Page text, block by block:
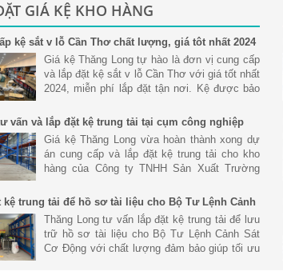
GIÁ KỆ KHO HÀNG
kệ sắt v lỗ Cần Thơ chất lượng, giá tôt nhất 2024
Giá kệ Thăng Long tự hào là đơn vị cung cấp
và lắp đặt kệ sắt v lỗ Cần Thơ với giá tốt nhất
2024, miễn phí lắp đặt tận nơi. Kệ được bảo
vấn và lắp đặt kệ trung tải tại cụm công nghiệp
Đức Hòa Long An
Giá kệ Thăng Long vừa hoàn thành xong dự
án cung cấp và lắp đặt kệ trung tải cho kho
hàng của Công ty TNHH Sản Xuất Trường
Hòa Long An.
kệ trung tải để hồ sơ tài liệu cho Bộ Tư Lệnh Cảnh
Thăng Long tư vấn lắp đặt kệ trung tải để lưu
trữ hồ sơ tài liệu cho Bộ Tư Lệnh Cảnh Sát
Cơ Động với chất lượng đảm bảo giúp tối ưu